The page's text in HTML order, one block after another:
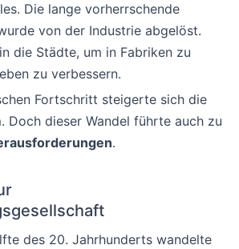
Die lange vorherrschende
von der Industrie abgelöst.
die Städte, um in Fabriken zu
zu verbessern.
Fortschritt steigerte sich die
Doch dieser Wandel führte auch zu
.
des 20. Jahrhunderts wandelte